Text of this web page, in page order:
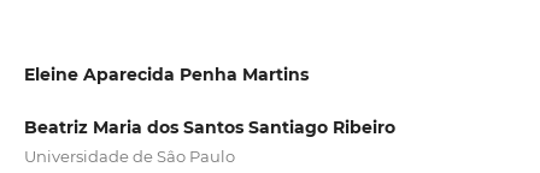
Eleine Aparecida Penha Martins
Beatriz Maria dos Santos Santiago Ribeiro
Universidade de Sâo Paulo